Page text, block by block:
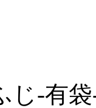
じ-有